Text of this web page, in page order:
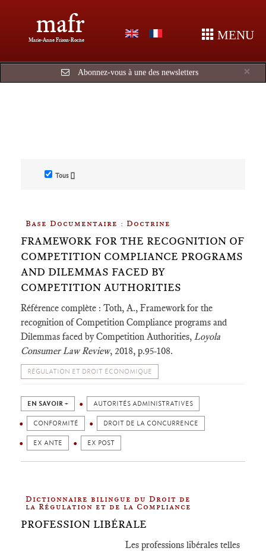
mafr
Marie-Anne Frison-Roche MENU
×
Abonnez-vous à une des newsletters
Tous []
Base Documentaire : Doctrine
FRAMEWORK FOR THE RECOGNITION OF
COMPETITION COMPLIANCE PROGRAMS
AND DILEMMAS FACED BY
COMPETITION AUTHORITIES
Référence complète : Toth, A., Framework for the
recognition of Competition Compliance programs and
Dilemmas faced by Competition Authorities, Loyola
Consumer Law Review, 2018, p.95-108.
RÉGULATION ET DROIT ÉCONOMIQUE
EN SAVOIR + AUTORITÉS ADMINISTRATIVES
CONFORMITÉ DROIT DE LA CONCURRENCE
EX ANTE EX POST
Dictionnaire bilingue du Droit de
la Régulation et de la Compliance
PROFESSION LIBÉRALE
Les professions libérales telles